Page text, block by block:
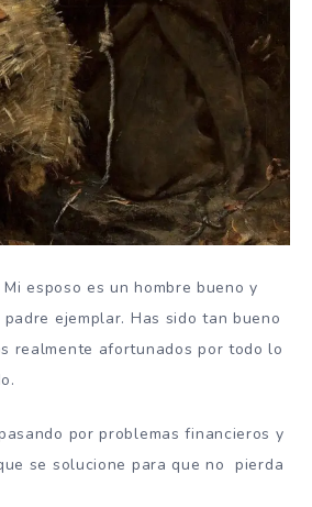
Mi esposo es un hombre bueno y
ejemplar. Has sido tan bueno
realmente afortunados por todo lo
por problemas financieros y
se solucione para que no pierda